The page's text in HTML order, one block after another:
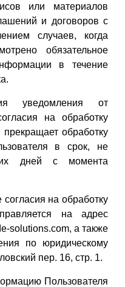
или материалов
и договоров с
случаев, когда
обязательное
в течение
уведомления от
на обработку
обработку
в срок, не
дней с момента
на обработку
на адрес
solutions.com, а также
по юридическому
пер. 16, стр. 1.
Пользователя